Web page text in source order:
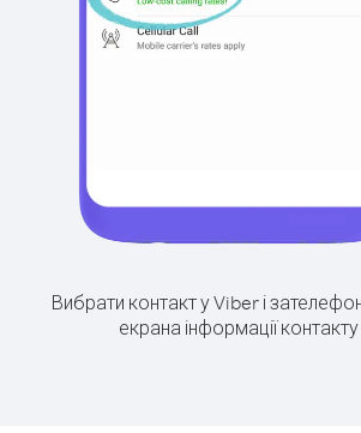
Вибрати контакт у Viber і
екрана інформації контакту